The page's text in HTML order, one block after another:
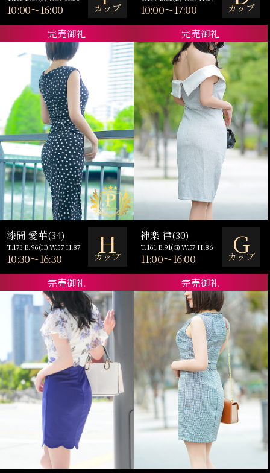
10:00～16:00 カップ
完売御礼
10:00～17:00 カップ
完売御礼
漆間 愛華(34)
T.173 B.96(H) W.57 H.87
10:30～16:30 H
カップ
完売御礼
神楽 律(30)
T.161 B.91(G) W.57 H.86
11:00～16:00 G
カップ
完売御礼